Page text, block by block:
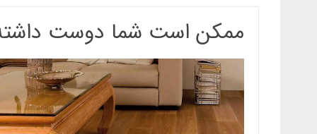
ممکن است شما دوست